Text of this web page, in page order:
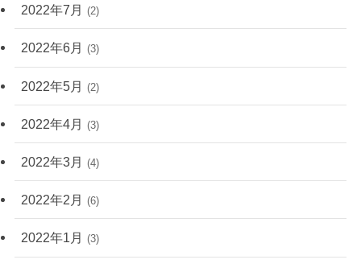
2022年7月 (2)
2022年6月 (3)
2022年5月 (2)
2022年4月 (3)
2022年3月 (4)
2022年2月 (6)
2022年1月 (3)